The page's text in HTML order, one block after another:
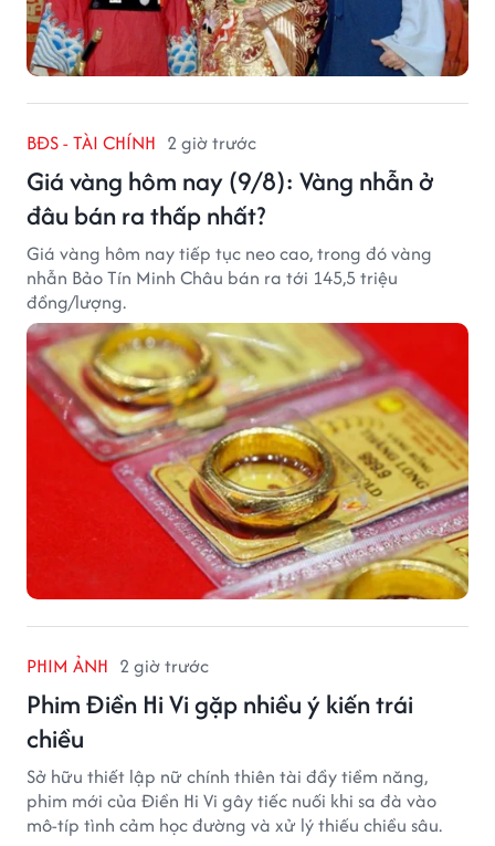
BĐS - TÀI CHÍNH 2 giờ trước
Giá vàng hôm nay (9/8): Vàng nhẫn ở
đâu bán ra thấp nhất?
Giá vàng hôm nay tiếp tục neo cao, trong đó vàng
nhẫn Bảo Tín Minh Châu bán ra tới 145,5 triệu
đồng/lượng.
PHIM ẢNH 2 giờ trước
Phim Điền Hi Vi gặp nhiều ý kiến trái
chiều
Sở hữu thiết lập nữ chính thiên tài đầy tiềm năng,
phim mới của Điền Hi Vi gây tiếc nuối khi sa đà vào
mô-típ tình cảm học đường và xử lý thiếu chiều sâu.